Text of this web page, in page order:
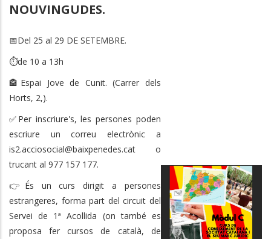
NOUVINGUDES.
📅Del 25 al 29 DE SETEMBRE.
⏱de 10 a 13h
🏤Espai Jove de Cunit. (Carrer dels
Horts, 2,).
✅Per inscriure's, les persones poden
escriure un correu electrònic a
is2.acciosocial@baixpenedes.cat o
trucant al 977 157 177.
👉És un curs dirigit a persones
estrangeres, forma part del circuit del
Servei de 1ª Acollida (on també es
proposa fer cursos de català, de